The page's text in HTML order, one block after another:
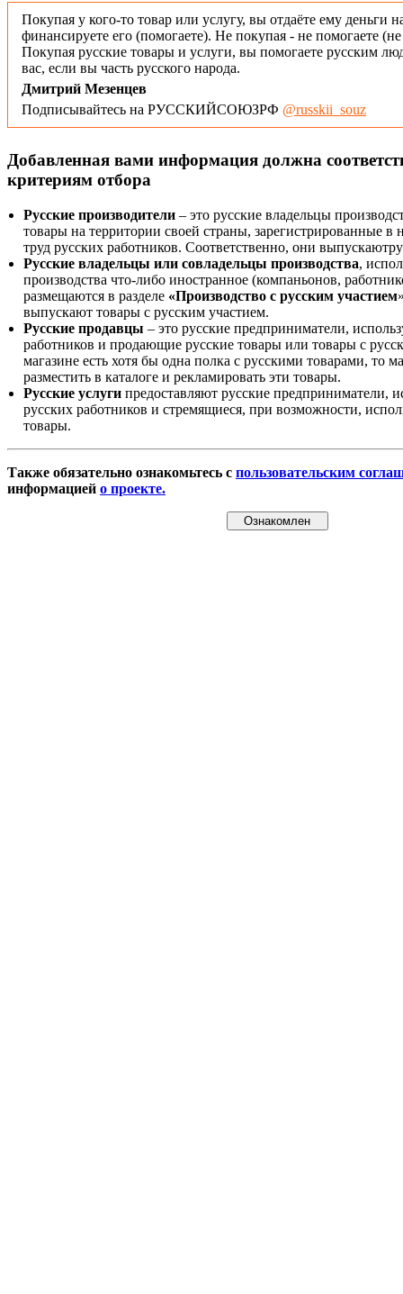
Покупая у кого-то товар или услугу, вы отдаёте ему деньги
финансируете его (помогаете). Не покупая - не помогаете
Покупая русские товары и услуги, вы помогаете русским
вас, если вы часть русского народа.
Дмитрий Мезенцев
Подписывайтесь на РУССКИЙСОЮЗРФ @russkii_souz
Добавленная вами информация должна
критериям отбора
Русские производители – это русские владельцы
товары на территории своей страны, зарегистрированные
труд русских работников. Соответственно, они
Русские владельцы или совладельцы производства,
производства что-либо иностранное (компаньонов,
размещаются в разделе «Производство с русским участием
выпускают товары с русским участием.
Русские продавцы – это русские предприниматели,
работников и продающие русские товары или товары с
магазине есть хотя бы одна полка с русскими товарами, то
разместить в каталоге и рекламировать эти товары.
Русские услуги предоставляют русские предприниматели,
русских работников и стремящиеся, при возможности,
товары.
Также обязательно ознакомьтесь с пользовательским
информацией о проекте.
Ознакомлен